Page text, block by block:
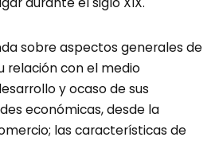
sobre aspectos generales de
relación con el medio
y ocaso de sus
económicas, desde la
las características de